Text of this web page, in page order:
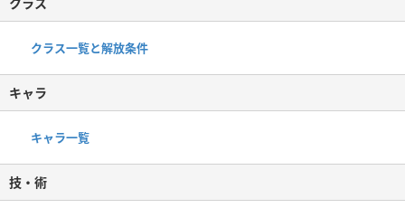
クラス一覧と解放条件
キャラ
キャラ一覧
技・術